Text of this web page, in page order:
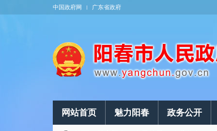
中国政府网 广东省政府
网站首页 魅力阳春 政务公开